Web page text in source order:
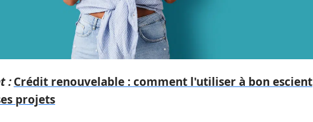
:Crédit renouvelable : comment l'utiliser à bon escient
projets